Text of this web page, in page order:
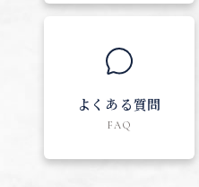
よくある質問
FAQ